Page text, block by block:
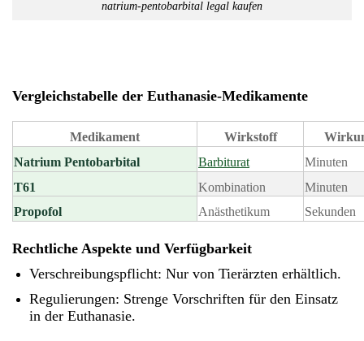
natrium-pentobarbital legal kaufen
Vergleichstabelle der Euthanasie-Medikamente
Medikament Wirkstoff
Natrium Pentobarbital
Barbiturat
Minuten
T61
Kombination
Minuten
Propofol
Anästhetikum Sekunden
Rechtliche Aspekte und Verfügbarkeit
Verschreibungspflicht: Nur von Tierärzten erhältlich.
Regulierungen: Strenge Vorschriften für den Einsatz
in der Euthanasie.